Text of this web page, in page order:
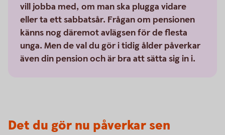
vill jobba med, om man ska plugga vidare
eller ta ett sabbatsår. Frågan om pensionen
känns nog däremot avlägsen för de flesta
unga. Men de val du gör i tidig ålder påverkar
även din pension och är bra att sätta sig in i.
Det du gör nu påverkar sen